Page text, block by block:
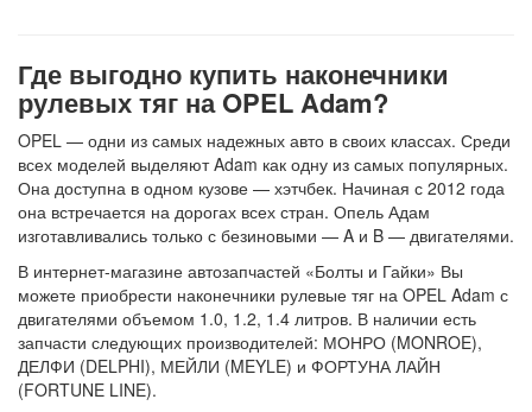
Где выгодно купить наконечники
рулевых тяг на OPEL Adam?
OPEL — одни из самых надежных авто в своих классах. Среди
всех моделей выделяют Adam как одну из самых популярных.
Она доступна в одном кузове — хэтчбек. Начиная с 2012 года
она встречается на дорогах всех стран. Опель Адам
изготавливались только с безиновыми — A и B — двигателями.
В интернет-магазине автозапчастей «Болты и Гайки» Вы
можете приобрести наконечники рулевые тяг на OPEL Adam с
двигателями объемом 1.0, 1.2, 1.4 литров. В наличии есть
запчасти следующих производителей: МОНРО (MONROE),
ДЕЛФИ (DELPHI), МЕЙЛИ (MEYLE) и ФОРТУНА ЛАЙН
(FORTUNE LINE).